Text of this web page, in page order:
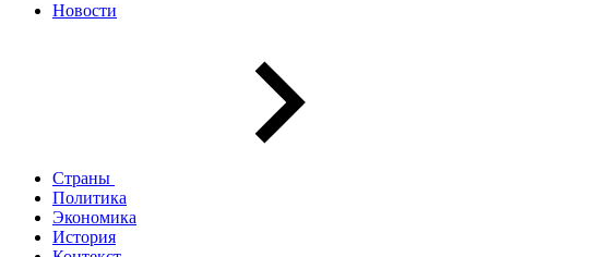
Новости
Страны
Политика
Экономика
История